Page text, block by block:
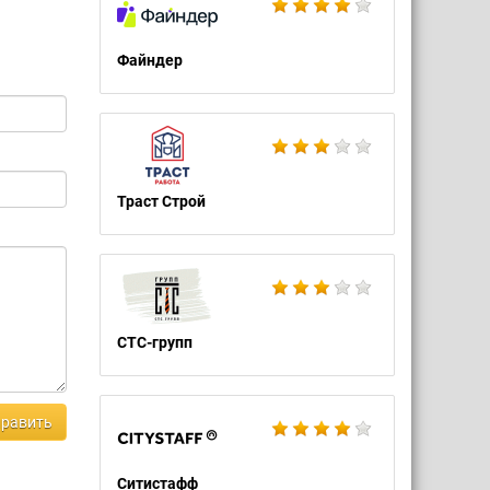
Файндер
Траст Строй
СТС-групп
Ситистафф